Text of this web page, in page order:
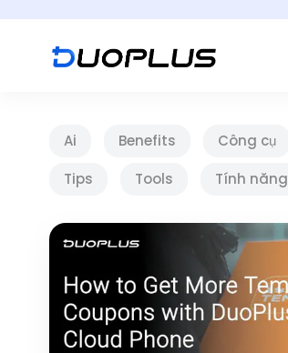
Ai Benefits Công cụ
Tips
Tools Tính năng